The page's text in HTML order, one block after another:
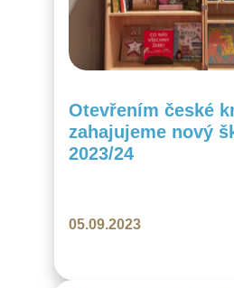
Otevřením české
zahajujeme nový
2023/24
05.09.2023